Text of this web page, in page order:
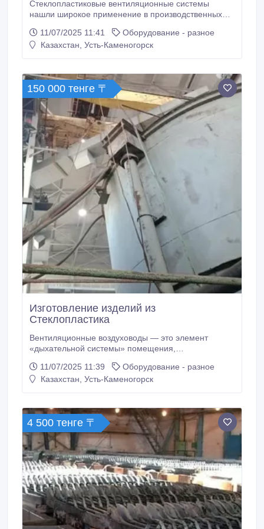
Обращаться: Казахстан, г.
Стеклопластиковые вентиляционные системы
нашли широкое применение в производственных
которых связаны с использованием агрессивных
растворов. Агрессивные испарения рабочих
оцинкованной стали в течение 1 – 3 лет и приводят
их в полную негодность.
11/07/2025 11:41
Оборудование - разное
Казахстан, Усть-Каменогорск
150 000 тенге 〒
Изготовление изделий из
Стеклопластика
Вентиляционные воздуховоды — это элемент
«дыхательной системы» помещения,
ходе производственного процесса на
промышленном предприятии . ТОО «МАЛХ Строй»
улучшенными аэродинамическими свойствами для
вытяжных и аспирационных систем.
11/07/2025 11:39
Оборудование - разное
Казахстан, Усть-Каменогорск
4 500 тенге 〒